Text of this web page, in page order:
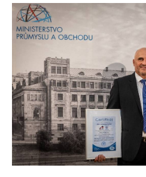
D
o
p
o
r
u
č